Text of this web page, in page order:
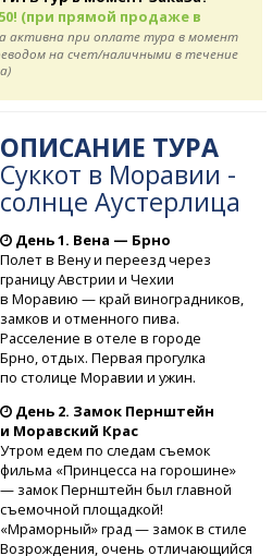
(при прямой продаже в
активна при оплате тура в момент
на счет/наличными в течение
ОПИСАНИЕ ТУРА
Суккот в Моравии -
солнце Аустерлица
День 1. Вена — Брно
Полет в Вену и переезд через
границу Австрии и Чехии
в Моравию — край виноградников,
замков и отменного пива.
Расселение в отеле в городе
Брно, отдых. Первая прогулка
по столице Моравии и ужин.
День 2. Замок Пернштейн
и Моравский Крас
Утром едем по следам съемок
фильма «Принцесса на горошине»
— замок Пернштейн был главной
съемочной площадкой!
«Мраморный» град — замок в стиле
Возрождения, очень отличающийся